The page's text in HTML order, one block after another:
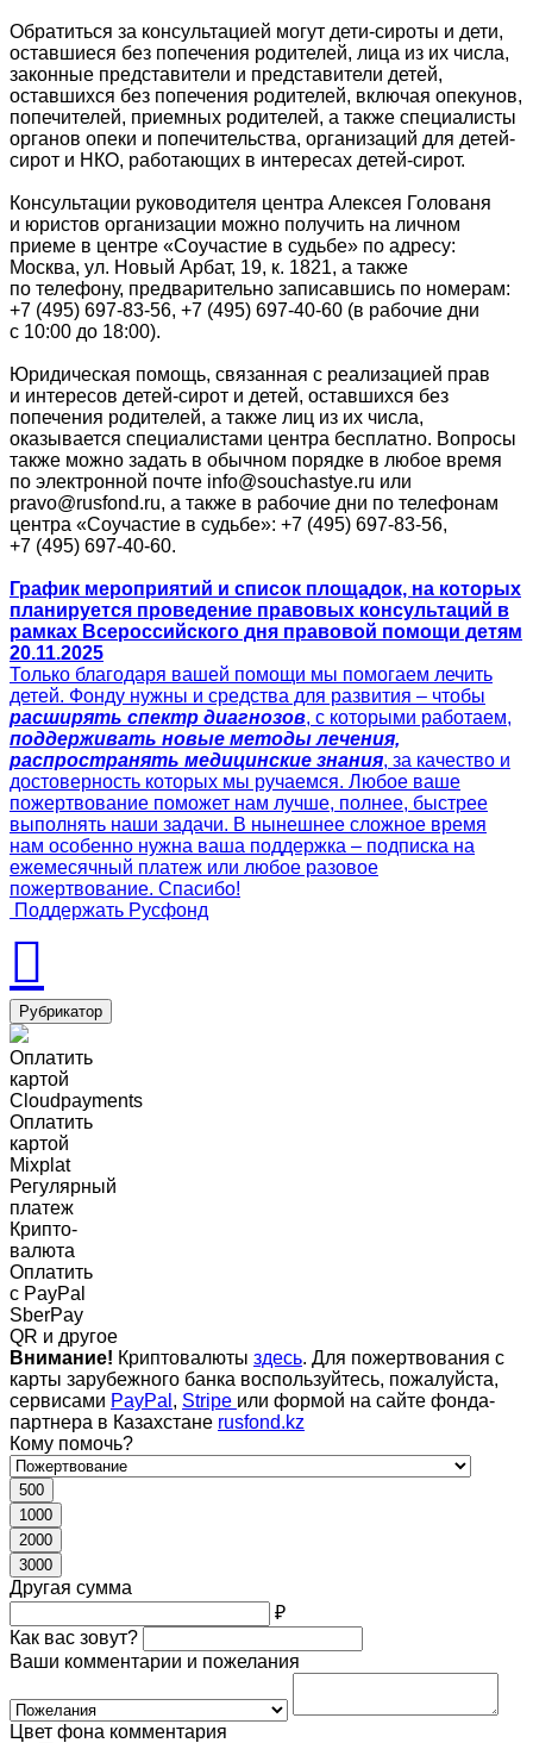
Обратиться за консультацией могут дети-сироты и дети,
оставшиеся без попечения родителей, лица из их числа,
законные представители и представители детей,
оставшихся без попечения родителей, включая опекунов,
попечителей, приемных родителей, а также специалисты
органов опеки и попечительства, организаций для детей-
сирот и НКО, работающих в интересах детей-сирот.
Консультации руководителя центра Алексея Голованя
и юристов организации можно получить на личном
приеме в центре «Соучастие в судьбе» по адресу:
Москва, ул. Новый Арбат, 19, к. 1821, а также
по телефону, предварительно записавшись по номерам:
+7 (495) 697-83-56, +7 (495) 697-40-60 (в рабочие дни
с 10:00 до 18:00).
Юридическая помощь, связанная с реализацией прав
и интересов детей-сирот и детей, оставшихся без
попечения родителей, а также лиц из их числа,
оказывается специалистами центра бесплатно. Вопросы
также можно задать в обычном порядке в любое время
по электронной почте info@souchastye.ru или
pravo@rusfond.ru, а также в рабочие дни по телефонам
центра «Соучастие в судьбе»: +7 (495) 697-83-56,
+7 (495) 697-40-60.
График мероприятий и список площадок, на которых
планируется проведение правовых консультаций в
рамках Всероссийского дня правовой помощи детям
20.11.2025
Только благодаря вашей помощи мы помогаем лечить
детей. Фонду нужны и средства для развития – чтобы
расширять спектр диагнозов, с которыми работаем,
поддерживать новые методы лечения,
распространять медицинские знания, за качество и
достоверность которых мы ручаемся. Любое ваше
пожертвование поможет нам лучше, полнее, быстрее
выполнять наши задачи. В нынешнее сложное время
нам особенно нужна ваша поддержка – подписка на
ежемесячный платеж или любое разовое
пожертвование. Спасибо!
Поддержать Русфонд
Рубрикатор
Оплатить
картой
Cloudpayments
Оплатить
картой
Mixplat
Регулярный
платеж
Крипто-
валюта
Оплатить
c PayPal
SberPay
QR и другое
Внимание! Криптовалюты здесь. Для пожертвования с
карты зарубежного банка воспользуйтесь, пожалуйста,
сервисами PayPal , Stripe или формой на сайте фонда-
партнера в Казахстане rusfond.kz
Кому помочь?
500
1000
2000
3000
Другая сумма
₽
Как вас зовут?
Ваши комментарии и пожелания
Цвет фона комментария